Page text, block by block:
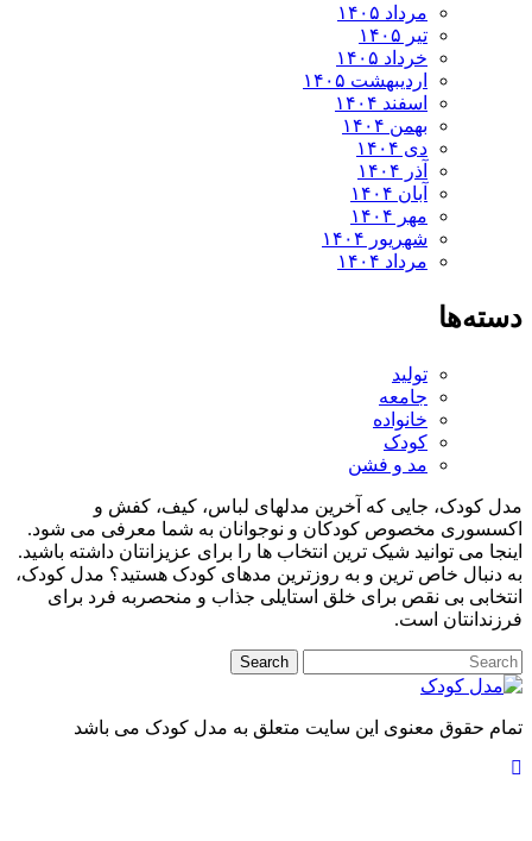
مرداد ۱۴۰۵
تیر ۱۴۰۵
خرداد ۱۴۰۵
اردیبهشت ۱۴۰۵
اسفند ۱۴۰۴
بهمن ۱۴۰۴
دی ۱۴۰۴
آذر ۱۴۰۴
آبان ۱۴۰۴
مهر ۱۴۰۴
شهریور ۱۴۰۴
مرداد ۱۴۰۴
تولید
جامعه
خانواده
کودک
مد و فشن
کودک، جایی که آخرین مدلهای لباس، کیف، کفش و
مخصوص کودکان و نوجوانان به شما معرفی می شود.
می توانید شیک ترین انتخاب ها را برای عزیزانتان داشته باشید.
خاص ترین و به روزترین مدهای کودک هستید؟ مدل کودک،
بی نقص برای خلق استایلی جذاب و منحصربه فرد برای
است.
حقوق معنوی این سایت متعلق به مدل کودک می باشد